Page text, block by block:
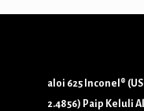
aloi 625 Inconel®
2.4856) Paip Keluli